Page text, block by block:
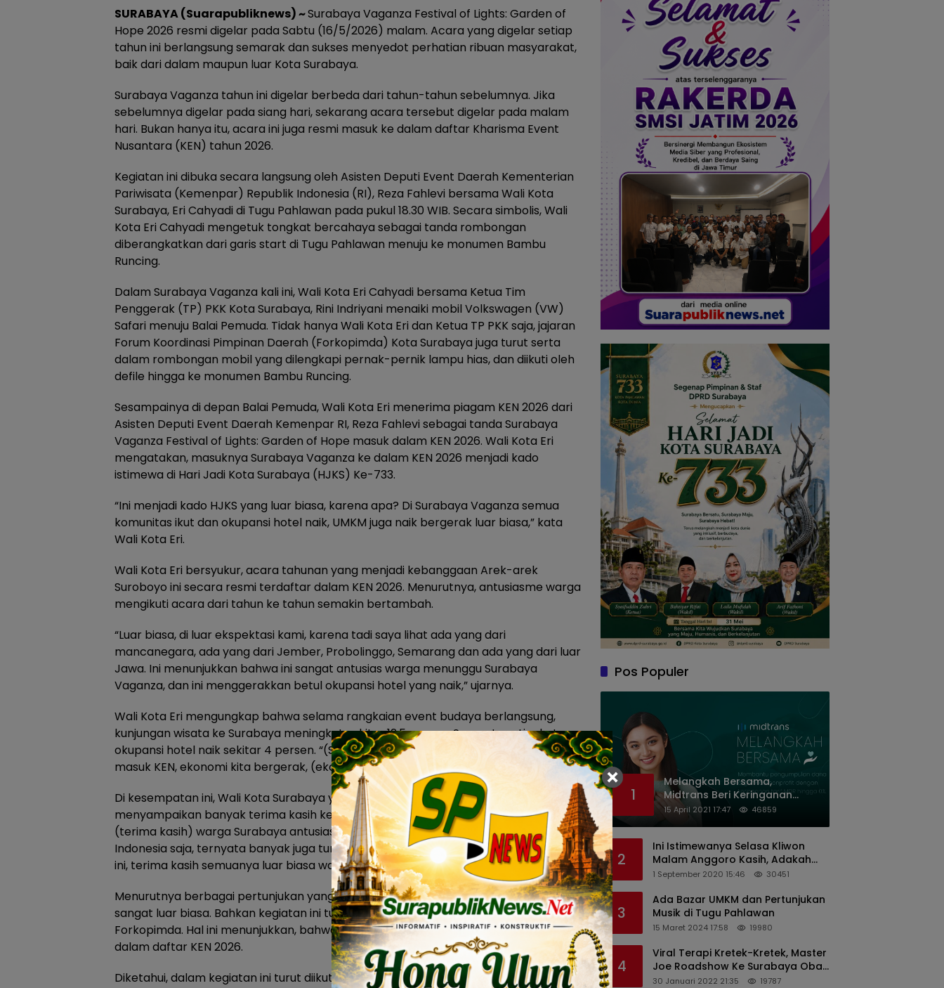
SURABAYA (Suarapubliknews) ~Surabaya Vaganza Festival of Lights: Garden of
Hope 2026 resmi digelar pada Sabtu (16/5/2026) malam. Acara yang digelar setiap
tahun ini berlangsung semarak dan sukses menyedot perhatian ribuan masyarakat,
baik dari dalam maupun luar Kota Surabaya.
Surabaya Vaganza tahun ini digelar berbeda dari tahun-tahun sebelumnya. Jika
sebelumnya digelar pada siang hari, sekarang acara tersebut digelar pada malam
hari. Bukan hanya itu, acara ini juga resmi masuk ke dalam daftar Kharisma Event
Nusantara (KEN) tahun 2026.
Kegiatan ini dibuka secara langsung oleh Asisten Deputi Event Daerah Kementerian
Pariwisata (Kemenpar) Republik Indonesia (RI), Reza Fahlevi bersama Wali Kota
Surabaya, Eri Cahyadi di Tugu Pahlawan pada pukul 18.30 WIB. Secara simbolis, Wali
Kota Eri Cahyadi mengetuk tongkat bercahaya sebagai tanda rombongan
diberangkatkan dari garis start di Tugu Pahlawan menuju ke monumen Bambu
Runcing.
Dalam Surabaya Vaganza kali ini, Wali Kota Eri Cahyadi bersama Ketua Tim
Penggerak (TP) PKK Kota Surabaya, Rini Indriyani menaiki mobil Volkswagen (VW)
Safari menuju Balai Pemuda. Tidak hanya Wali Kota Eri dan Ketua TP PKK saja, jajaran
Forum Koordinasi Pimpinan Daerah (Forkopimda) Kota Surabaya juga turut serta
dalam rombongan mobil yang dilengkapi pernak-pernik lampu hias, dan diikuti oleh
defile hingga ke monumen Bambu Runcing.
Sesampainya di depan Balai Pemuda, Wali Kota Eri menerima piagam KEN 2026 dari
Asisten Deputi Event Daerah Kemenpar RI, Reza Fahlevi sebagai tanda Surabaya
Vaganza Festival of Lights: Garden of Hope masuk dalam KEN 2026. Wali Kota Eri
mengatakan, masuknya Surabaya Vaganza ke dalam KEN 2026 menjadi kado
istimewa di Hari Jadi Kota Surabaya (HJKS) Ke-733.
“Ini menjadi kado HJKS yang luar biasa, karena apa? Di Surabaya Vaganza semua
komunitas ikut dan okupansi hotel naik, UMKM juga naik bergerak luar biasa,” kata
Wali Kota Eri.
Wali Kota Eri bersyukur, acara tahunan yang menjadi kebanggaan Arek-arek
Suroboyo ini secara resmi terdaftar dalam KEN 2026. Menurutnya, antusiasme warga
mengikuti acara dari tahun ke tahun semakin bertambah.
“Luar biasa, di luar ekspektasi kami, karena tadi saya lihat ada yang dari
mancanegara, ada yang dari Jember, Probolinggo, Semarang dan ada yang dari luar
Jawa. Ini menunjukkan bahwa ini sangat antusias warga menunggu Surabaya
Vaganza, dan ini menggerakkan betul okupansi hotel yang naik,” ujarnya.
Wali Kota Eri mengungkap bahwa selama rangkaian event budaya berlangsung,
kunjungan wisata ke Surabaya meningkat sekitar 12,5 persen. Sementara tingkat
okupansi hotel naik sekitar 4 persen. “(Surabaya) Vaganza dan Rujak Uleg kemarin
masuk KEN, ekonomi kita bergerak, (ekonomi) naik semua,” ungkapnya.
Di kesempatan ini, Wali Kota Surabaya yang akrab disapa Cak Eri Cahyadi itu
menyampaikan banyak terima kasih kepada warga Kota Pahlawan. “Matur nuwun
(terima kasih) warga Surabaya antusiasmenya luar biasa. Nggak hanya orang
Indonesia saja, ternyata banyak juga turis yang juga menyaksikan Surabaya Vaganza
ini, terima kasih semuanya luar biasa warga Surabaya,” ucapnya.
Menurutnya berbagai pertunjukan yang digelar dalam Surabaya Vaganza tahun ini
sangat luar biasa. Bahkan kegiatan ini turut didukung oleh berbagai stakeholder dan
Forkopimda. Hal ini menunjukkan, bahwa Surabaya Vaganza memang layak masuk ke
dalam daftar KEN 2026.
Diketahui, dalam kegiatan ini turut diikuti oleh berbagai komunitas, Forkopimda,
Pos Populer
1
Melangkah Bersama,
Midtrans Beri Keringanan
Biaya Transaksi ke Organisasi
15 April 2021 17:47 46859
2
Ini Istimewanya Selasa Kliwon
Malam Anggoro Kasih, Adakah
Kaitannya dengan Keputusan
1 September 2020 15:46 30451
3
Ada Bazar UMKM dan Pertunjukan
Musik di Tugu Pahlawan
15 Maret 2024 17:58 19980
4
Viral Terapi Kretek-Kretek, Master
Joe Roadshow Ke Surabaya Obati
Pasien Sekaligus Edukasi
30 Januari 2022 21:35 19787